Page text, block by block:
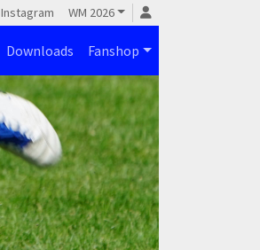
Instagram WM 2026
Downloads Fanshop